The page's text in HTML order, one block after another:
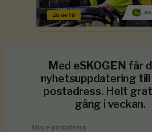
Med eSKOGEN får
nyhetsuppdatering till
postadress. Helt
gång i veckan.